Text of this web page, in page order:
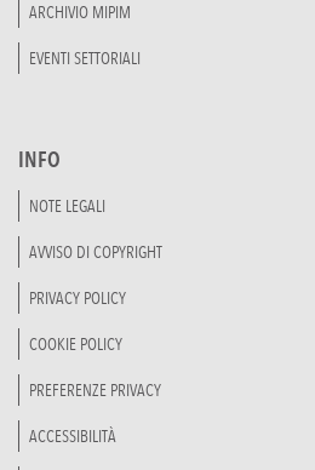
ARCHIVIO MIPIM
EVENTI SETTORIALI
INFO
NOTE LEGALI
AVVISO DI COPYRIGHT
PRIVACY POLICY
COOKIE POLICY
PREFERENZE PRIVACY
ACCESSIBILITÀ